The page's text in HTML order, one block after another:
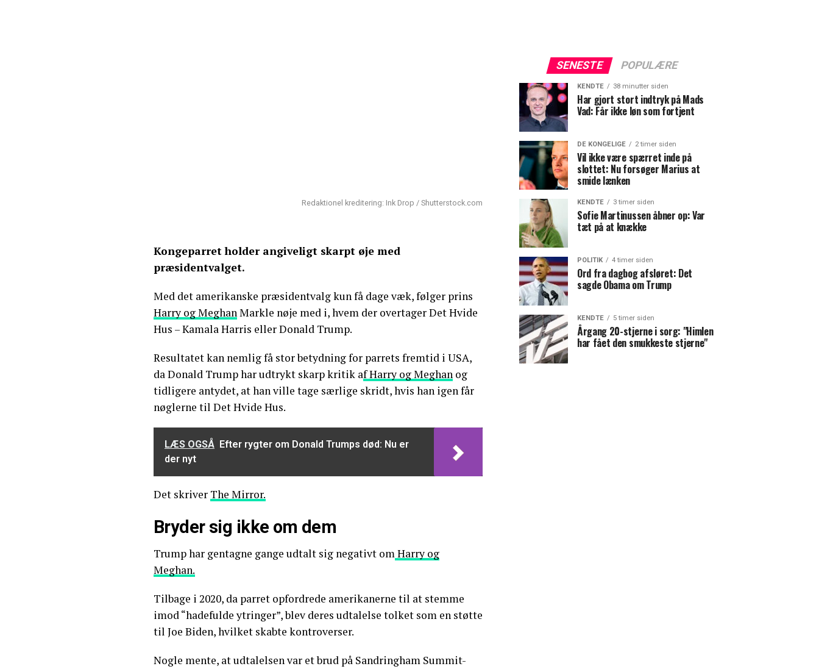
Redaktionel kreditering: Ink Drop / Shutterstock.com
Kongeparret holder angiveligt skarpt øje med
præsidentvalget.
Med det amerikanske præsidentvalg kun få dage væk, følger prins
Harry og MeghanMarkle nøje med i, hvem der overtager Det Hvide
Hus – Kamala Harris eller Donald Trump.
Resultatet kan nemlig få stor betydning for parrets fremtid i USA,
da Donald Trump har udtrykt skarp kritik af Harry og Meghan og
tidligere antydet, at han ville tage særlige skridt, hvis han igen får
nøglerne til Det Hvide Hus.
LÆS OGSÅ Efter rygter om Donald Trumps død: Nu er
der nyt
Det skriver The Mirror.
Bryder sig ikke om dem
Trump har gentagne gange udtalt sig negativt omHarry og
Meghan.
Tilbage i 2020, da parret opfordrede amerikanerne til at stemme
imod “hadefulde ytringer”, blev deres udtalelse tolket som en støtte
til Joe Biden, hvilket skabte kontroverser.
Nogle mente, at udtalelsen var et brud på Sandringham Summit-
SENESTE POPULÆRE
KENDTE 38 minutter siden
Har gjort stort indtryk på Mads
Vad: Får ikke løn som fortjent
DE KONGELIGE 2 timer siden
Vil ikke være spærret inde på
slottet: Nu forsøger Marius at
smide lænken
KENDTE 3 timer siden
Sofie Martinussen åbner op: Var
tæt på at knække
POLITIK 4 timer siden
Ord fra dagbog afsløret: Det
sagde Obama om Trump
KENDTE 5 timer siden
Årgang 20-stjerne i sorg: "Himlen
har fået den smukkeste stjerne"